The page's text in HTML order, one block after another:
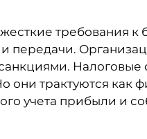
требования к
передачи.
Налоговые
они трактуются как
учета прибыли и